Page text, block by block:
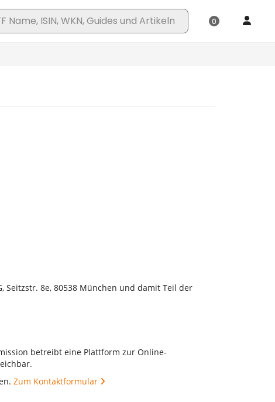
Seitzstr. 8e, 80538 München und damit Teil der
betreibt eine Plattform zur Online-
Zum Kontaktformular